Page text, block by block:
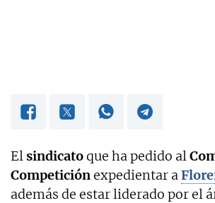
Elsindicatoque ha pedido al
Competiciónexpedientar a
además de estar liderado por el